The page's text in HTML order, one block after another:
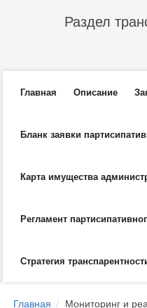
Раздел
Главное меню
Главная Описание
Бланк заявки
Карта имущества
Регламент
Стратегия
Главная Мониторинг и